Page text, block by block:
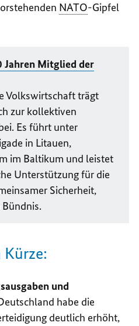
NATO-Gipfel
Jahren Mitglied der
Volkswirtschaft trägt
zur kollektiven
Es führt unter
in Litauen,
im Baltikum und leistet
Unterstützung für die
Sicherheit,
und
habe die
deutlich erhöht,